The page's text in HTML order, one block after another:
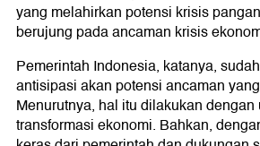
yang melahirkan potensi krisis
berujung pada ancaman krisis
Pemerintah Indonesia, katanya,
antisipasi akan potensi ancaman
Menurutnya, hal itu dilakukan
transformasi ekonomi. Bahkan,